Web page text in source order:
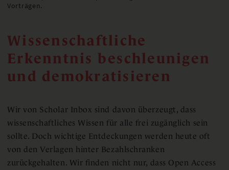
Vorträgen.
Wissenschaftliche
Erkenntnis beschleunigen
und demokratisieren
Wir von Scholar Inbox sind davon überzeugt, dass
wissenschaftliches Wissen für alle frei zugänglich sein
sollte. Doch wichtige Entdeckungen werden heute oft
von den Verlagen hinter Bezahlschranken
zurückgehalten. Wir finden nicht nur, dass Open Access